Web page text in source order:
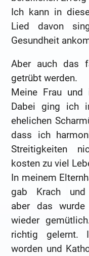
Ich kann in
Lied davon
Gesundheit
Aber auch das
getrübt werden.
Meine Frau und
Dabei ging ich
ehelichen
dass ich
Streitigkeiten
kosten zu viel
In meinem
gab Krach und
aber das wurde
wieder
richtig gelernt.
worden und